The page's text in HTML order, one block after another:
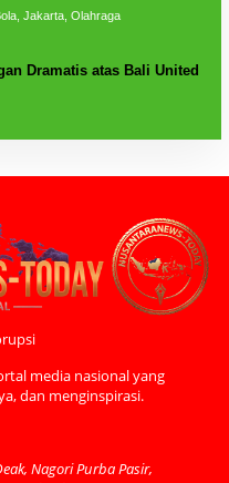
Jakarta, Olahraga
Dramatis atas Bali United
media nasional yang
dan menginspirasi.
Nagori Purba Pasir,